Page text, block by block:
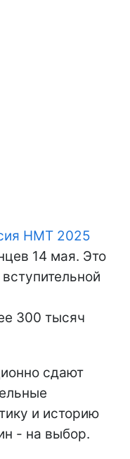
НМТ 2025
14 мая. Это
300 тысяч
сдают
и историю
- на выбор.